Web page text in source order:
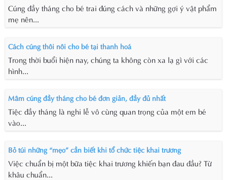
Cúng đầy tháng cho bé trai đúng cách và những gợi ý vật phẩm
mẹ nên...
Cách cúng thôi nôi cho bé tại thanh hoá
Trong thời buổi hiện nay, chúng ta không còn xa lạ gì với các
hình...
Mâm cúng đầy tháng cho bé đơn giản, đầy đủ nhất
Tiệc đầy tháng là nghi lễ vô cùng quan trọng của một em bé
vào...
Bỏ túi những “mẹo” cần biết khi tổ chức tiệc khai trương
Việc chuẩn bị một bữa tiệc khai trương khiến bạn đau đầu? Từ
khâu chuẩn...